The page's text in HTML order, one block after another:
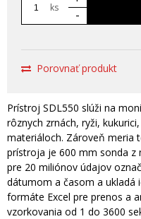
ks
-
Porovnať produkt
Prístroj SDL550 slúži na
rôznych zrnách, ryži,
materiáloch. Zároveň meria
prístroja je 600 mm sonda z
pre 20 miliónov údajov
dátumom a časom a ukladá
formáte Excel pre prenos a
vzorkovania od 1 do 3600